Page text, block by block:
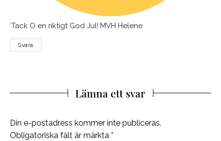
´Tack O en riktigt God Jul! MVH Helene
Svara
Lämna ett svar
Din e-postadress kommer inte publiceras.
Obligatoriska fält är märkta *